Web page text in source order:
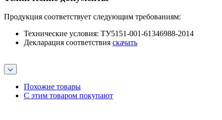
Продукция соответствует следующим требованиям:
Технические условия: ТУ5151-001-61346988-2014
Декларация соответствия скачать
Похожие товары
С этим товаром покупают